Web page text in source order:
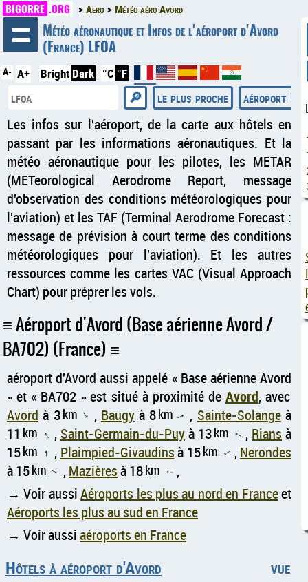
BIGORRE .ORG Aero Météo aéro Avord
Météo aéronautique et Infos de l'aéroport d'Avord
(France) LFOA
A- A+ Bright Dark °C °F
le plus proche
aéroport
Les infos sur l'aéroport, de la carte aux hôtels en
passant par les informations aéronautiques. Et la
météo aéronautique pour les pilotes, les METAR
(METeorological Aerodrome Report, message
d'observation des conditions météorologiques pour
l'aviation) et les TAF (Terminal Aerodrome Forecast :
message de prévision à court terme des conditions
météorologiques pour l'aviation). Et les autres
ressources comme les cartes VAC (Visual Approach
Chart) pour préprer les vols.
Aéroport d'Avord (Base aérienne Avord /
BA702) (France)
aéroport d'Avord aussi appelé
Base aérienne Avord
et
BA702 est situé à proximité de Avord, avec
Avord à 3km ↑ , Baugyà 8km ↑ , Sainte-Solangeà
11 km ↑ , Saint-Germain-du-Puyà 13km ↑ , Rians à
15km ↑ , Plaimpied-Givaudinsà 15km ↑ ,Nerondes
à 15km ↑ ,Mazièresà 18km ↑
,
→ Voir aussiAéroports les plus au nord en Franceet
Aéroports les plus au sud en France
→ Voir aussiaéroports en France
Hôtels à aéroport d'Avord vue